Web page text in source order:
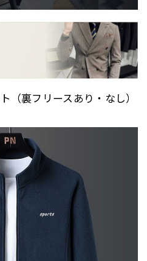
（裏フリースあり・なし）